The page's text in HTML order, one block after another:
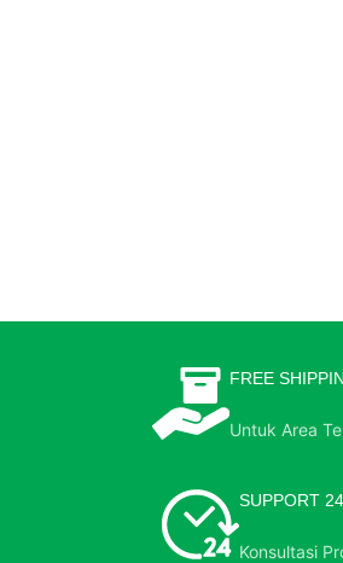
FREE
Untuk Area
SUPPORT
Konsultasi